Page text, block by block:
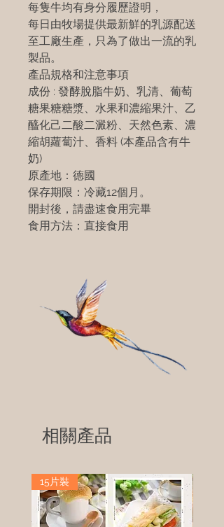
每隻牛均有身分履歷證明，
每日由牧場提供最新鮮的乳源配送
至工廠生產，只為了做出一流的乳
製品。
產品規格和注意事項
成份 : 發酵脫脂牛奶、乳清、葡萄
糖果糖糖漿、水果和濃縮果汁、乙
醯化己二酸二澱粉、天然色素、濃
縮胡蘿蔔汁、香料 (本產品含有牛
奶)
原產地：德國
保存期限：冷藏12個月。
開封後，請盡速食用完畢
食用方法：直接食用
相關產品
15片裝